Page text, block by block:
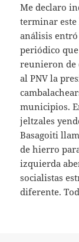
Me declaro
terminar este
análisis
periódico
reunieron de
al PNV la
municipios.
jeltzales
Basagoiti
de hierro
izquierda
socialistas
diferente.